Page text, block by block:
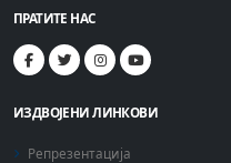
ПРАТИТЕ НАС
ИЗДВОЈЕНИ ЛИНКОВИ
Репрезентација